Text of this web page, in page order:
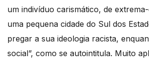
um indivíduo carismático, de
uma pequena cidade do Sul dos
pregar a sua ideologia racista,
social”, como se autointitula. Muito